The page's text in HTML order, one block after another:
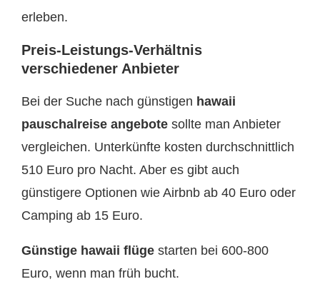
erleben.
Preis-Leistungs-Verhältnis
verschiedener Anbieter
Bei der Suche nach günstigen hawaii
pauschalreise angebote sollte man Anbieter
vergleichen. Unterkünfte kosten durchschnittlich
510 Euro pro Nacht. Aber es gibt auch
günstigere Optionen wie Airbnb ab 40 Euro oder
Camping ab 15 Euro.
Günstige hawaii flüge starten bei 600-800
Euro, wenn man früh bucht.